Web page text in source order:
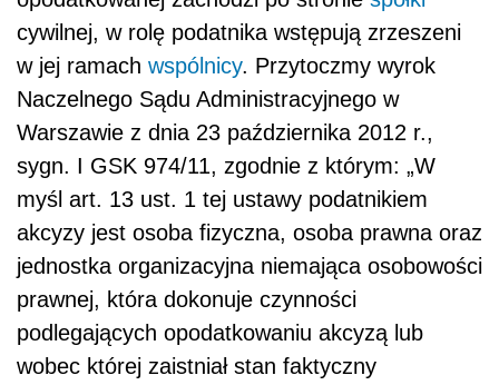
cywilnej, w rolę podatnika wstępują zrzeszeni
w jej ramach wspólnicy. Przytoczmy wyrok
Naczelnego Sądu Administracyjnego w
Warszawie z dnia 23 października 2012 r.,
sygn. I GSK 974/11, zgodnie z którym: „W
myśl art. 13 ust. 1 tej ustawy podatnikiem
akcyzy jest osoba fizyczna, osoba prawna oraz
jednostka organizacyjna niemająca osobowości
prawnej, która dokonuje czynności
podlegających opodatkowaniu akcyzą lub
wobec której zaistniał stan faktyczny